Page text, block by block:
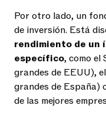
Por otro lado, un
de inversión. Está
rendimiento de un
específico, como el
grandes de EEUU),
grandes de España)
de las mejores